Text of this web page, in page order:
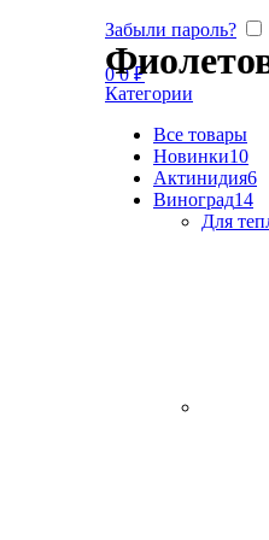
Забыли пароль?
00₽
Категории
Все товары
Новинки10
Актинидия6
Виноград14
Для